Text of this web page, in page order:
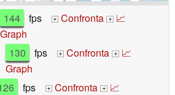
144 fps + Confronta + 📈
Graph
130 fps + Confronta + 📈
Graph
fps + Confronta + 📈